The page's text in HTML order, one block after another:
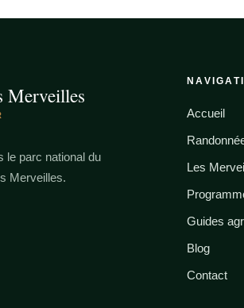
Merveilles
le parc national du
Merveilles.
Accueil
Les
Guides
Blog
Contact